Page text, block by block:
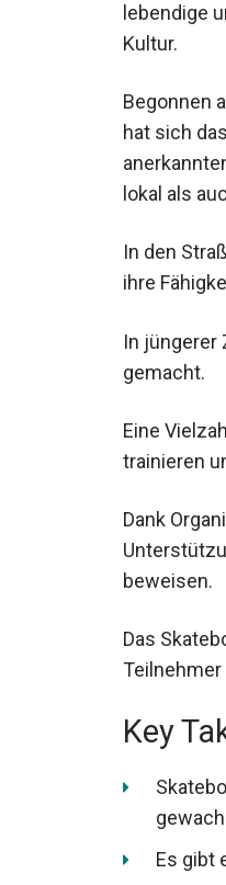
lebendige
Kultur.
Begonnen
hat sich
lokal als
In den
ihre
In jüngerer
gemacht.
Eine
trainieren
Dank
beweisen.
Das
Key
Es gibt